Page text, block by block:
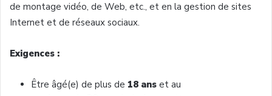
de montage vidéo, de Web, etc., et en la gestion de sites
Internet et de réseaux sociaux.
Exigences :
Être âgé(e) de plus de 18 ans et au